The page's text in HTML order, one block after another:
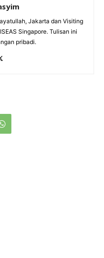
Jakarta dan Visiting
Singapore. Tulisan ini
pribadi.